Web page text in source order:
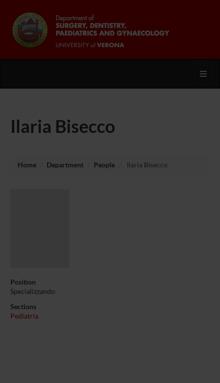
Ilaria Bisecco
Home Department People Ilaria Bisecco
Position
Specializzando
Sections
Pediatria